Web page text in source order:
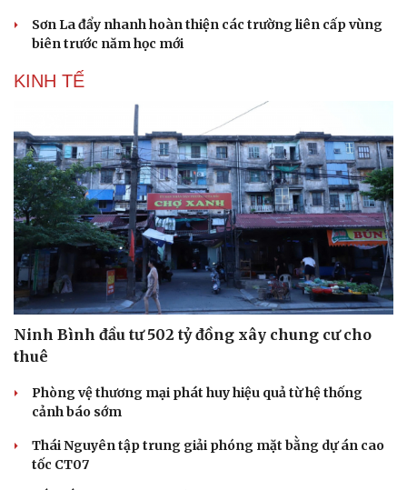
Sơn La đẩy nhanh hoàn thiện các trường liên cấp vùng
biên trước năm học mới
KINH TẾ
Ninh Bình đầu tư 502 tỷ đồng xây chung cư cho
thuê
Phòng vệ thương mại phát huy hiệu quả từ hệ thống
cảnh báo sớm
Thái Nguyên tập trung giải phóng mặt bằng dự án cao
tốc CT07